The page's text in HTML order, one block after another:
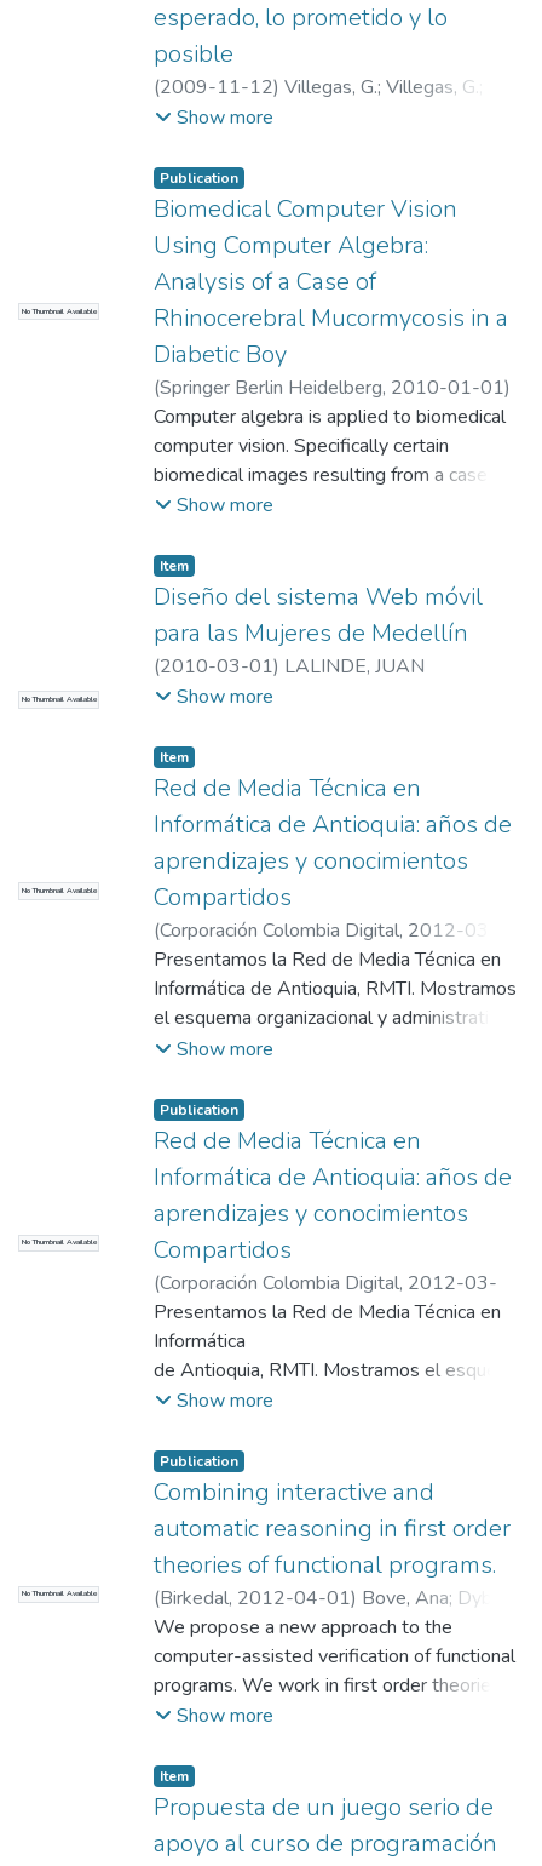
esperado, lo prometido y lo
posible
(2009-11-12) Villegas, G.; Villegas, G.
Universidad EAFIT. Departamento de
Tecnologías de la Información y las
Comunicaciones
Show more
No Thumbnail Available
Publication
Biomedical Computer Vision
Using Computer Algebra:
Analysis of a Case of
Rhinocerebral Mucormycosis in a
Diabetic Boy
(Springer Berlin Heidelberg, 2010-01-01)
Mario C. Vélez-Gallego;Giraldo JO
Computer algebra is applied to biomedical
computer vision. Specifically certain
biomedical images resulting from a case of
rhinocerebral mucormysocis in a diabetic boy
computational geometry and in algebraic-
geometric
Show more
No Thumbnail Available
Item
Diseño del sistema Web móvil
para las Mujeres de Medellín
(2010-03-01) LALINDE, JUAN
GUILLERMO;
Departamento de Ingeniería de Sistemas
I+D+I en Tecnologías de la Información y las
Comunicaciones
Show more
No Thumbnail Available
Item
Red de Media Técnica en
Informática de Antioquia: años de
aprendizajes y conocimientos
Compartidos
(Corporación Colombia Digital, 2012-03-
01)Correa, F.J.; Correa, F.J.;Universidad
EAFIT. Departamento de Ingeniería de
Sistemas;I+D+I en Tecnologías de la
Información y las Comunicaciones
Presentamos la Red de Media Técnica en
Informática de Antioquia, RMTI. Mostramos
el esquema organizacional y administrativo
partiendo de los elementos teóricos
Show more
No Thumbnail Available
Publication
Red de Media Técnica en
Informática de Antioquia: años de
aprendizajes y conocimientos
Compartidos
(Corporación Colombia Digital, 2012-03-
01)Correa, F.J.
Presentamos la Red de Media Técnica en
Informática
de Antioquia, RMTI. Mostramos el esquema
organizacional y administrativo partiendo de
elementos teóricos básicos y de la
experiencia
adquirida.
Show more
No Thumbnail Available
Publication
Combining interactive and
automatic reasoning in first order
theories of functional programs.
(Birkedal, 2012-04-01) Bove, Ana; Dybjer,
Peter;Sicard Ramírez, Andrés
We propose a new approach to the
computer-assisted verification of functional
programs. We work in first order theories of
functional programs which are obtained by
combinatory formal arithmetic with positive
induct
Show more
Item
Propuesta de un juego serio de
apoyo al curso de programación